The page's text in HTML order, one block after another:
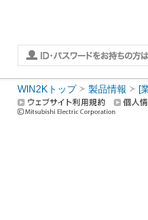
WIN2Kトップ 製品情報 [